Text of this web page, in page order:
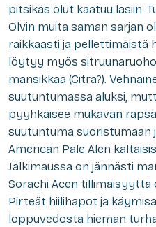
pitsikäs olut kaatuu lasiin.
Olvin muita saman sarjan
raikkaasti ja pellettimäistä
löytyy myös
mansikkaa (Citra?).
suutuntumassa aluksi,
pyyhkäisee mukavan
suutuntuma suoristumaan
American Pale Alen
Jälkimaussa on jännästi
Sorachi Acen tillimäisyyttä
Pirteät hiilihapot ja
loppuvedosta hieman